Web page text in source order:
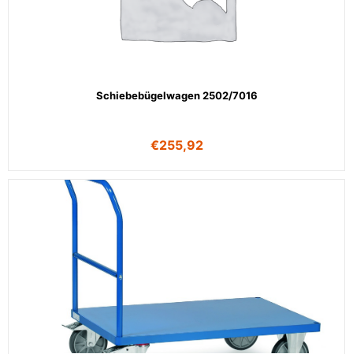
Schiebebügelwagen 2502/7016
€255,92